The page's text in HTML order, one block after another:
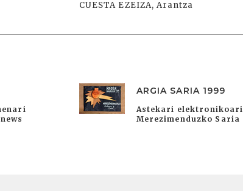
CUESTA EZEIZA, Arantza
ARGIA SARIA 1999
Astekari elektronikoari
Merezimenduzko Saria